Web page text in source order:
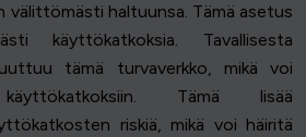
välittömästi haltuunsa. Tämä asetus
käyttökatkoksia. Tavallisesta
tämä turvaverkko, mikä voi
Tämä lisää
riskiä, mikä voi häiritä